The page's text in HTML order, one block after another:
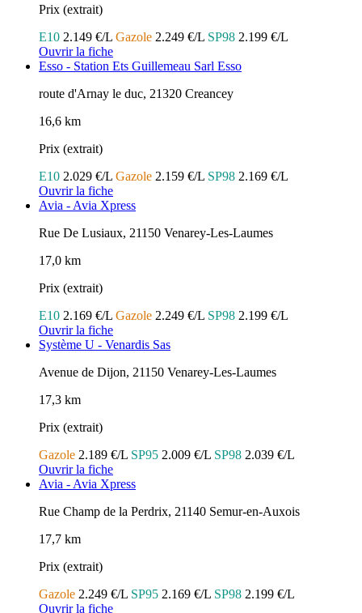
Prix (extrait)
E10 2.149 €/L Gazole 2.249 €/L SP98 2.199 €/L
Ouvrir la fiche
Esso - Station Ets Guillemeau Sarl Esso
route d'Arnay le duc, 21320 Creancey
16,6 km
Prix (extrait)
E10 2.029 €/L Gazole 2.159 €/L SP98 2.169 €/L
Ouvrir la fiche
Avia - Avia Xpress
Rue De Lusiaux, 21150 Venarey-Les-Laumes
17,0 km
Prix (extrait)
E10 2.169 €/L Gazole 2.249 €/L SP98 2.199 €/L
Ouvrir la fiche
Système U - Venardis Sas
Avenue de Dijon, 21150 Venarey-Les-Laumes
17,3 km
Prix (extrait)
Gazole 2.189 €/L SP95 2.009 €/L SP98 2.039 €/L
Ouvrir la fiche
Avia - Avia Xpress
Rue Champ de la Perdrix, 21140 Semur-en-Auxois
17,7 km
Prix (extrait)
Gazole 2.249 €/L SP95 2.169 €/L SP98 2.199 €/L
Ouvrir la fiche